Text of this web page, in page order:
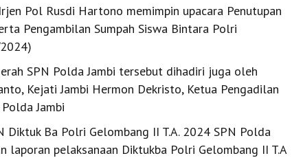
Pol Rusdi Hartono memimpin upacara Penutupan
Pengambilan Sumpah Siswa Bintara Polri
SPN Polda Jambi tersebut dihadiri juga oleh
Kejati Jambi Hermon Dekristo, Ketua Pengadilan
Jambi
Ba Polri Gelombang II T.A. 2024 SPN Polda
laporan pelaksanaan Diktukba Polri Gelombang II T.A